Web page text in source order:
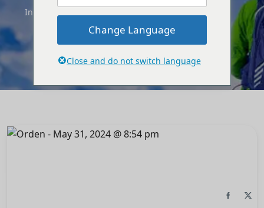
Inicio
Change Language
Close and do not switch language